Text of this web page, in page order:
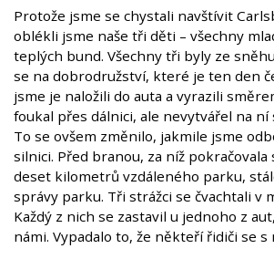
Protože jsme se chystali navštívit
oblékli jsme naše tři děti – všechny
teplých bund. Všechny tři byly ze
se na dobrodružství, které je ten den
jsme je naložili do auta a vyrazili
foukal přes dálnici, ale nevytvářel na ní
To se ovšem změnilo, jakmile jsme
silnici. Před branou, za níž
deset kilometrů vzdáleného parku,
správy parku. Tři strážci se čvachtali v
Každý z nich se zastavil u jednoho z
námi. Vypadalo to, že někteří řidiči se s